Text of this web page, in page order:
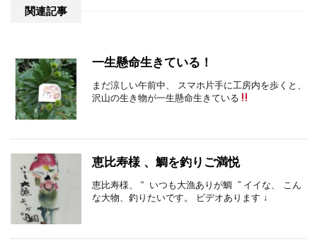
関連記事
一生懸命生きている！
まだ涼しい午前中、 スマホ片手に工房内を歩くと、
沢山の生き物が一生懸命生きている
恵比寿様 、鯛を釣りご満悦
恵比寿様、 “ いつも大漁ありが鯛 ” イイな、 こん
な大物、釣りたいです。 ビデオあります ↓